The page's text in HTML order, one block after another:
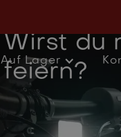
Auf Lager
3 Jahre
Wirst du
feiern?